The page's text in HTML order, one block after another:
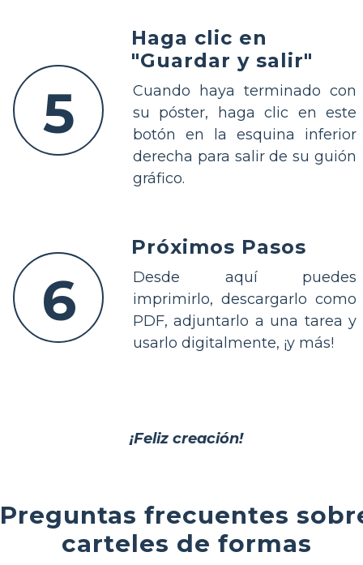
5
Haga clic en
"Guardar y salir"
Cuando haya terminado con
su póster, haga clic en este
botón en la esquina inferior
derecha para salir de su guión
gráfico.
6
Próximos Pasos
Desde aquí puedes
imprimirlo, descargarlo como
PDF, adjuntarlo a una tarea y
usarlo digitalmente, ¡y más!
¡Feliz creación!
Preguntas frecuentes
carteles de formas